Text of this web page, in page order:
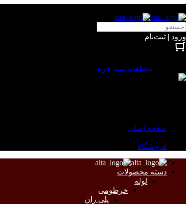
ورود | ثبت‌نام
مشاهده سبد خرید
صفحه اصلی
فروشگاه
دسته محصولات
لوله
خرطومی
پلی ران